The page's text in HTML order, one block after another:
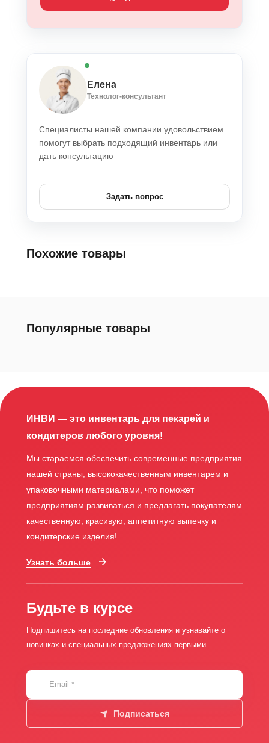
Елена
Технолог-консультант
Специалисты нашей компании удовольствием
помогут выбрать подходящий инвентарь или
дать консультацию
Задать вопрос
Похожие товары
Популярные товары
ИНВИ — это инвентарь для пекарей и
кондитеров любого уровня!
Мы стараемся обеспечить современные предприятия
нашей страны, высококачественным инвентарем и
упаковочными материалами, что поможет
предприятиям развиваться и предлагать покупателям
качественную, красивую, аппетитную выпечку и
кондитерские изделия!
Узнать больше
Будьте в курсе
Подпишитесь на последние обновления и узнавайте о
новинках и специальных предложениях первыми
Email *
Подписаться